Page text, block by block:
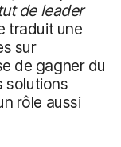
de leader
traduit une
sur
de gagner du
solutions
rôle aussi